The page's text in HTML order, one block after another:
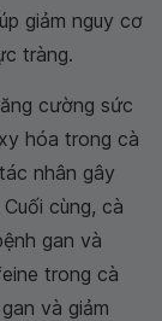
giảm nguy cơ
tràng.
cường sức
hóa trong cà
nhân gây
cùng, cà
gan và
trong cà
và giảm